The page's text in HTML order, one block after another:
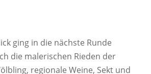
ging in die nächste Runde
die malerischen Rieden der
regionale Weine, Sekt und